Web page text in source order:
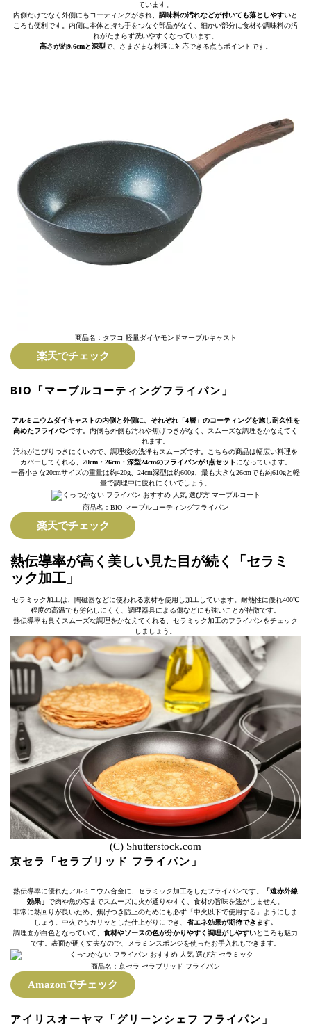
ています。
内側だけでなく外側にもコーティングがされ、 調味料の汚れなどが付いても落としやすいと
ころも便利です。内側に本体と持ち手をつなぐ部品がなく、細かい部分に食材や調味料の汚
れがたまらず洗いやすくなっています。
高さが約9.6cmと深型で、さまざまな料理に対応できる点もポイントです。
商品名：タフコ 軽量ダイヤモンドマーブルキャスト
楽天でチェック
BIO「マーブルコーティングフライパン」
アルミニウムダイキャストの内側と外側に、それぞれ「4層」のコーティングを施し耐久性を
高めたフライパンです。内側も外側も汚れや焦げつきがなく、スムーズな調理をかなえてく
れます。
汚れがこびりつきにくいので、調理後の洗浄もスムーズです。こちらの商品は幅広い料理を
カバーしてくれる、 20cm・26cm・深型24cmのフライパンが3点セット になっています。
一番小さな20cmサイズの重量は約420g、24cm深型は約600g、最も大きな26cmでも約610gと軽
量で調理中に疲れにくいでしょう。
商品名：BIO マーブルコーティングフライパン
楽天でチェック
熱伝導率が高く美しい見た目が続く「セラミ
ック加工」
セラミック加工は、陶磁器などに使われる素材を使用し加工しています。耐熱性に優れ400℃
程度の高温でも劣化しにくく、調理器具による傷などにも強いことが特徴です。
熱伝導率も良くスムーズな調理をかなえてくれる、セラミック加工のフライパンをチェック
しましょう。
(C) Shutterstock.com
京セラ「セラブリッド フライパン」
熱伝導率に優れたアルミニウム合金に、セラミック加工をしたフライパンです。
「遠赤外線
効果」 で肉や魚の芯までスムーズに火が通りやすく、食材の旨味を逃がしません。
非常に熱回りが良いため、焦げつき防止のためにも必ず「中火以下で使用する」ようにしま
しょう。中火でもカリッとした仕上がりにでき、 省エネ効果が期待できます。
調理面が白色となっていて、 食材やソースの色が分かりやすく調理がしやすいところも魅力
です。表面が硬く丈夫なので、メラミンスポンジを使ったお手入れもできます。
商品名：京セラ セラブリッド フライパン
Amazonでチェック
アイリスオーヤマ「グリーンシェフ フライパン」